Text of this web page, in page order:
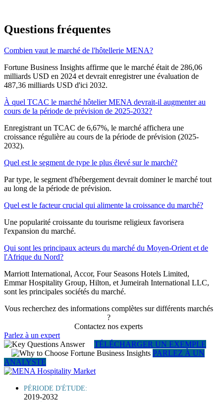
Questions fréquentes
Combien vaut le marché de l'hôtellerie MENA?
Fortune Business Insights affirme que le marché était de 286,06
milliards USD en 2024 et devrait enregistrer une évaluation de
487,36 milliards USD d'ici 2032.
À quel TCAC le marché hôtelier MENA devrait-il augmenter au
cours de la période de prévision de 2025-2032?
Enregistrant un TCAC de 6,67%, le marché affichera une
croissance régulière au cours de la période de prévision (2025-
2032).
Quel est le segment de type le plus élevé sur le marché?
Par type, le segment d'hébergement devrait dominer le marché tout
au long de la période de prévision.
Quel est le facteur crucial qui alimente la croissance du marché?
Une popularité croissante du tourisme religieux favorisera
l'expansion du marché.
Qui sont les principaux acteurs du marché du Moyen-Orient et de
l'Afrique du Nord?
Marriott International, Accor, Four Seasons Hotels Limited,
Emmar Hospitality Group, Hilton, et Jumeirah International LLC,
sont les principales sociétés du marché.
Vous recherchez des informations complètes sur différents marchés
?
Contactez nos experts
Parlez à un expert
TÉLÉCHARGER UN EXEMPLE
PARLEZ À UN
ANALYSTE
PÉRIODE D'ÉTUDE:
2019-2032